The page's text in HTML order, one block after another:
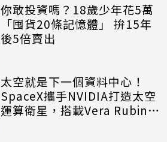
你敢投資嗎？18歲少年花5萬
「囤貨20條記憶體」 拚15年
後5倍賣出
太空就是下一個資料中心！
SpaceX攜手NVIDIA打造太空
運算衛星，搭載Vera Rubin運